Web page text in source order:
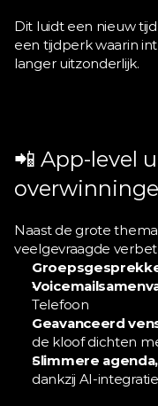
Dit luidt een nieuw
een tijdperk waarin
langer uitzonderlijk.
📲 App-level
Naast de grote
veelgevraagde
Telefoon
Geavanceerd
de kloof dichten
Slimmere
dankzij AI-integratie